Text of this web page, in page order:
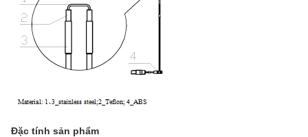
Đặc tính sản phẩm